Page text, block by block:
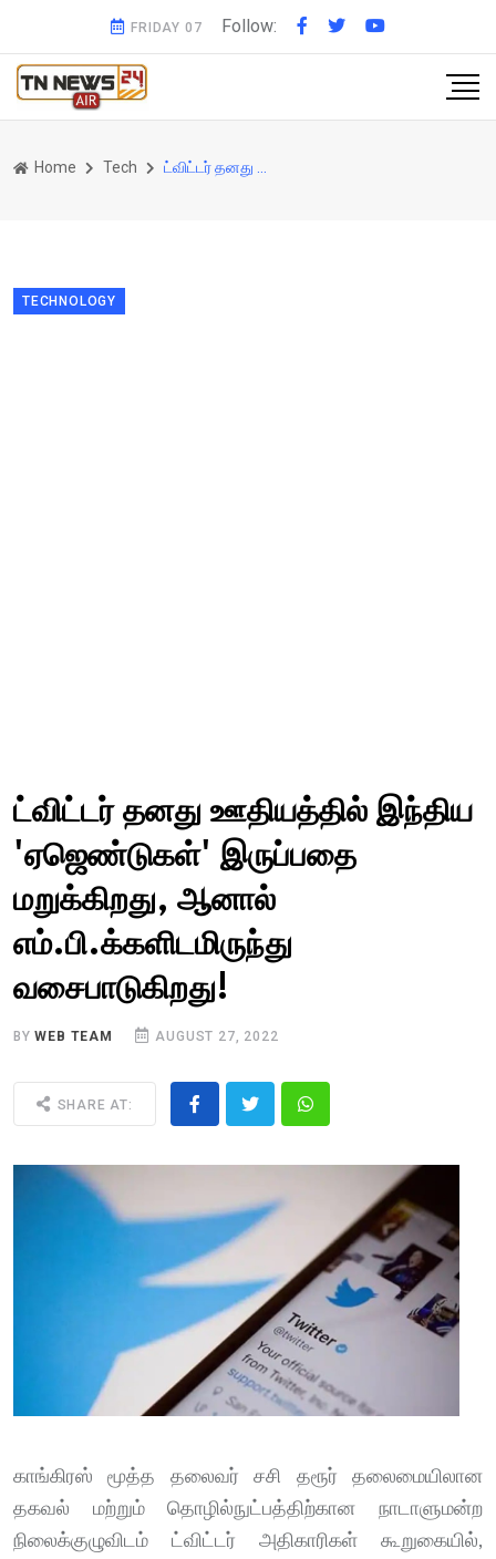
FRIDAY 07 Follow:
Home Tech
TECHNOLOGY
ட்விட்டர் தனது ஊதியத்தில் இந்திய
'ஏஜெண்டுகள்' இருப்பதை
மறுக்கிறது, ஆனால்
எம்.பி.க்களிடமிருந்து
வசைபாடுகிறது!
BYWEB TEAM AUGUST 27, 2022
SHARE AT:
காங்கிரஸ் மூத்த தலைவர் சசி தரூர் தலைமையிலான
தகவல் மற்றும் தொழில்நுட்பத்திற்கான நாடாளுமன்ற
நிலைக்குழுவிடம் ட்விட்டர் அதிகாரிகள் கூறுகையில்,